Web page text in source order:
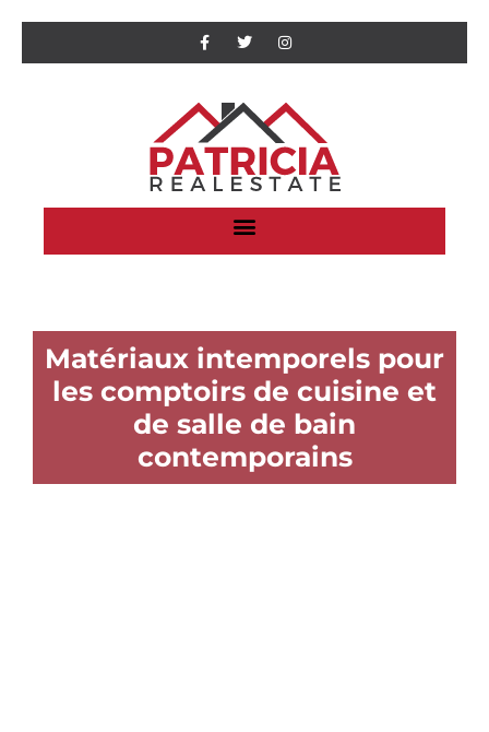
Matériaux intemporels pour
les comptoirs de cuisine et
de salle de bain
contemporains